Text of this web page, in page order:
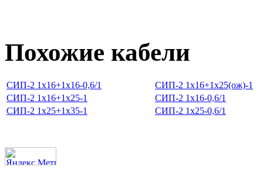
Похожие кабели
СИП-2 1х16+1х16-0,6/1
СИП-2 1х16+1х25(ож)-1
СИП-2 1х16+1х25-1
СИП-2 1х16-0,6/1
СИП-2 1х25+1х35-1
СИП-2 1х25-0,6/1